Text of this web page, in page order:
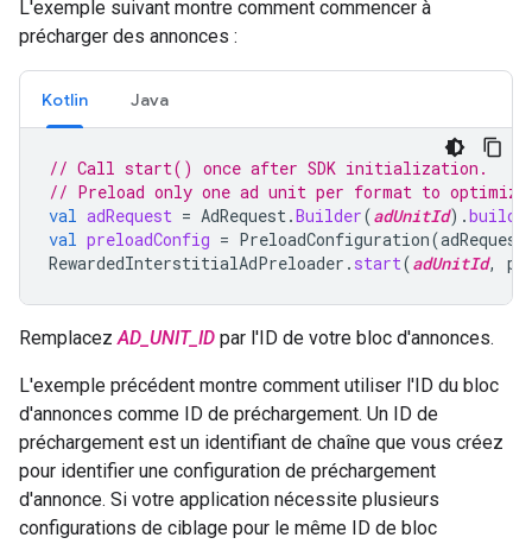
L'exemple suivant montre comment commencer à
précharger des annonces :
Kotlin Java
// Call start() once after SDK initialization.
// Preload only one ad unit per format to optimize
val adRequest = AdRequest.Builder(adUnitId).build
val preloadConfig = PreloadConfiguration(adRequest
RewardedInterstitialAdPreloader . start(adUnitId,
RemplacezAD_UNIT_ID par l'ID de votre bloc d'annonces.
L'exemple précédent montre comment utiliser l'ID du bloc
d'annonces comme ID de préchargement. Un ID de
préchargement est un identifiant de chaîne que vous créez
pour identifier une configuration de préchargement
d'annonce. Si votre application nécessite plusieurs
configurations de ciblage pour le même ID de bloc